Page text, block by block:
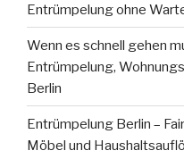
Entrümpelung ohne
Wenn es schnell gehen
Entrümpelung,
Berlin
Entrümpelung Berlin –
Möbel und